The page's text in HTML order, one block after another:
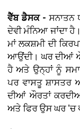
ਵੈੱਬ ਡੈਸਕ - ਸਨਾਤਨ
ਦੇਵੀ ਮੰਨਿਆ ਜਾਂਦਾ
ਮਾਂ ਲਕਸ਼ਮੀ ਦੀ
ਆਉਂਦੀ। ਘਰ ਦੀਆਂ
ਹੈ ਅਤੇ ਉਨ੍ਹਾਂ ਨੂੰ
ਪਰ ਵਾਸਤੂ ਸ਼ਾਸਤਰ
ਦੀਆਂ ਔਰਤਾਂ ਕਰਦੀਆਂ
ਅਤੇ ਫਿਰ ਉਸ ਘਰ 'ਚ